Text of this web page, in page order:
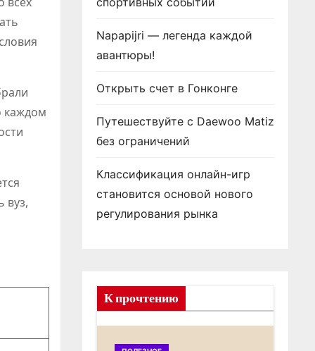
каждом
вуз,
Napapijri — легенда каждой
авантюры!
Открыть счет в Гонконге
Путешествуйте с Daewoo Matiz
без ограничений
Классификация онлайн-игр
становится основой нового
регулирования рынка
К прочтению